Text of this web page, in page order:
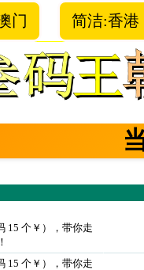
门 简洁:香港
15 个￥），带你走
15 个￥），带你走